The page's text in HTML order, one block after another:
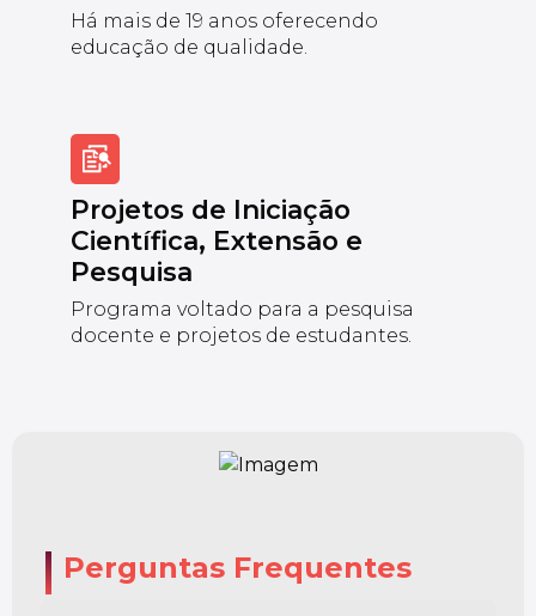
Há mais de 19 anos oferecendo
educação de qualidade.
Projetos de Iniciação
Científica, Extensão e
Pesquisa
Programa voltado para a pesquisa
docente e projetos de estudantes.
Perguntas Frequentes